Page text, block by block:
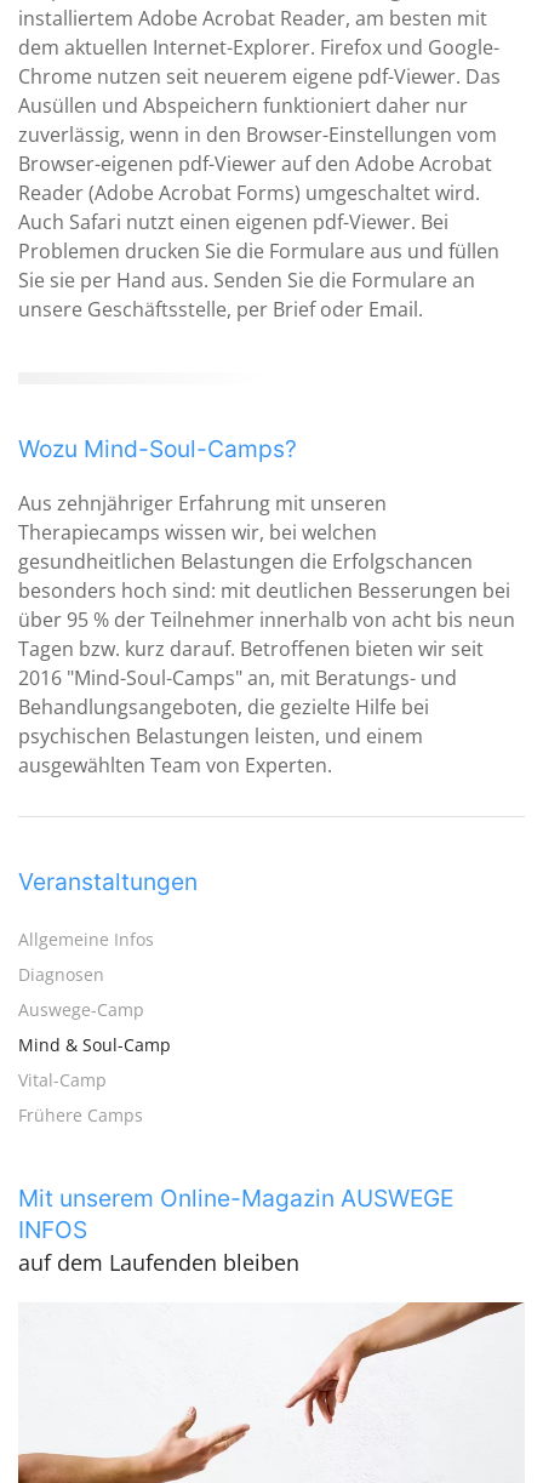
installiertem Adobe Acrobat Reader, am besten mit
dem aktuellen Internet-Explorer. Firefox und Google-
Chrome nutzen seit neuerem eigene pdf-Viewer. Das
Ausüllen und Abspeichern funktioniert daher nur
zuverlässig, wenn in den Browser-Einstellungen vom
Browser-eigenen pdf-Viewer auf den Adobe Acrobat
Reader (Adobe Acrobat Forms) umgeschaltet wird.
Auch Safari nutzt einen eigenen pdf-Viewer. Bei
Problemen drucken Sie die Formulare aus und füllen
Sie sie per Hand aus. Senden Sie die Formulare an
unsere Geschäftsstelle, per Brief oder Email.
Wozu Mind-Soul-Camps?
Aus zehnjähriger Erfahrung mit unseren
Therapiecamps wissen wir, bei welchen
gesundheitlichen Belastungen die Erfolgschancen
besonders hoch sind: mit deutlichen Besserungen bei
über 95 % der Teilnehmer innerhalb von acht bis neun
Tagen bzw. kurz darauf. Betroffenen bieten wir seit
2016 "Mind-Soul-Camps" an, mit Beratungs- und
Behandlungsangeboten, die gezielte Hilfe bei
psychischen Belastungen leisten, und einem
ausgewählten Team von Experten.
Veranstaltungen
Allgemeine Infos
Diagnosen
Auswege-Camp
Mind & Soul-Camp
Vital-Camp
Frühere Camps
Mit unserem Online-Magazin AUSWEGE
INFOS
auf dem Laufenden bleiben